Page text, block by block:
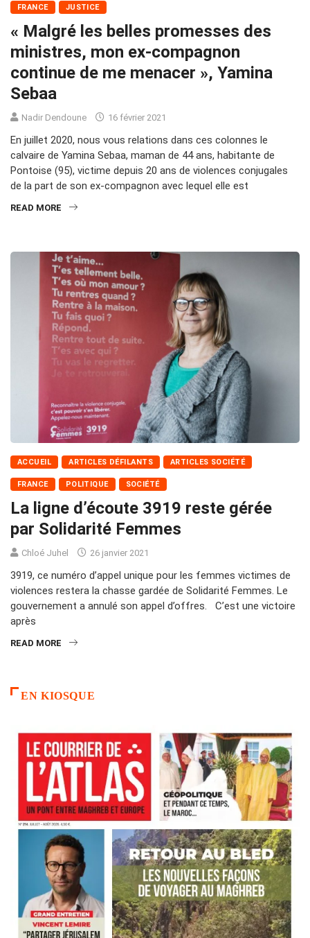
FRANCE JUSTICE
« Malgré les belles promesses des
ministres, mon ex-compagnon
continue de me menacer », Yamina
Sebaa
Nadir Dendoune 16 février 2021
En juillet 2020, nous vous relations dans ces colonnes le
calvaire de Yamina Sebaa, maman de 44 ans, habitante de
Pontoise (95), victime depuis 20 ans de violences conjugales
de la part de son ex-compagnon avec lequel elle est
READ MORE
ACCUEIL ARTICLES DÉFILANTS ARTICLES SOCIÉTÉ
FRANCE POLITIQUE SOCIÉTÉ
La ligne d’écoute 3919 reste gérée
par Solidarité Femmes
Chloé Juhel 26 janvier 2021
3919, ce numéro d’appel unique pour les femmes victimes de
violences restera la chasse gardée de Solidarité Femmes. Le
gouvernement a annulé son appel d’offres. C’est une victoire
après
READ MORE
EN KIOSQUE